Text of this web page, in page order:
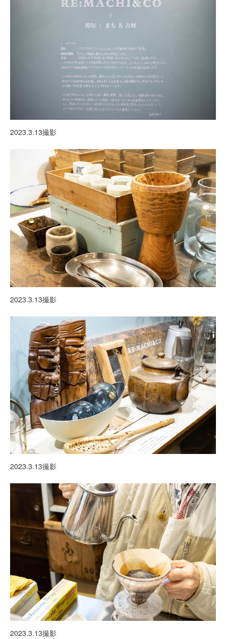
2023.3.13撮影
2023.3.13撮影
2023.3.13撮影
2023.3.13撮影